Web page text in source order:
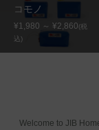
コモノ
¥1,980 ～ ¥2,860(税
込)
Welcome to JIB